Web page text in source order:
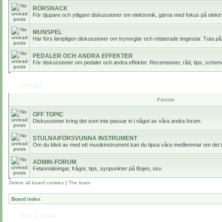
RÖRSNACK
För djupare och ytligare diskussioner om elektronik, gärna med fokus på
MUNSPEL
Här förs lämpligen diskussioner om trynorglar och relaterade tingestar. Tuta
PEDALER OCH ANDRA EFFEKTER
För diskussioner om pedaler och andra effekter. Recensioner, råd, tips,
Forum
OFF TOPIC
Diskussioner kring det som inte passar in i något av våra andra forum.
STULNA/FÖRSVUNNA INSTRUMENT
Om du blivit av med ett musikinstrument kan du tipsa våra medlemmar om det
ADMIN-FORUM
Felanmälningar, frågor, tips, synpunkter på Bojen, osv.
Delete all board cookies | The team
Board index